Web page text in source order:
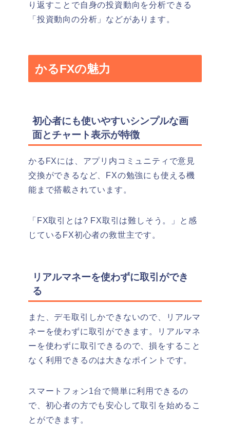
り返すことで自身の投資動向を分析できる
「投資動向の分析」などがあります。
かるFXの魅力
初心者にも使いやすいシンプルな画
面とチャート表示が特徴
かるFXには、アプリ内コミュニティで意見
交換ができるなど、FXの勉強にも使える機
能まで搭載されています。
「FX取引とは? FX取引は難しそう。」と感
じているFX初心者の救世主です。
リアルマネーを使わずに取引ができ
る
また、デモ取引しかできないので、リアルマ
ネーを使わずに取引ができます。
リアルマネ
ーを使わずに取引できるので、損をすること
なく利用できるのは大きなポイントです。
スマートフォン1台で簡単に利用できるの
で、初心者の方でも安心して取引を始めるこ
とができます。